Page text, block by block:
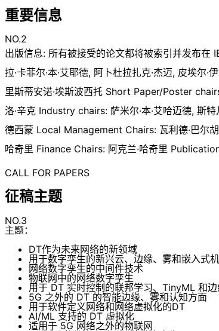
重要信息
NO.2
出版信息: 所有被接受的论文都将被索引并发布
拉·卡菲尔·本·艾耶德, 阿卜杜拉扎克·杰迈, 皮埃
里斯蒂安诺·埃斯波西托 Short Paper/Poster
洛·辛克 Industry chairs: 萨米尔·本·艾哈迈德, 斯
德西蒙 Local Management Chairs: 瓦利德·巴尔
哈奇里 Finance Chairs: 阿克兰·哈奇里
CALL FOR PAPERS
征稿主题
NO.3
主题：
DT作为未来网络的新领域
用于数字孪生的新兴云、边缘、雾和嵌入式
网络数字孪生的中间件技术
物联网中的网络数字孪生
用于 DT 实时控制的联邦学习、TinyML 和边
5G 之外的 DT 的智能边缘、雾和认知方面
用于软件定义网络和网络虚拟化的DT
AI/ML 支持的 DT 虚拟化
适用于 5G 网络之外的物联网